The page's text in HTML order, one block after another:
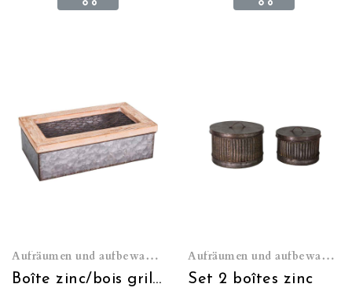
Aufräumen und aufbewahren
Boîte zinc/bois grillagée
Aufräumen und aufbewahren
Set 2 boîtes zinc